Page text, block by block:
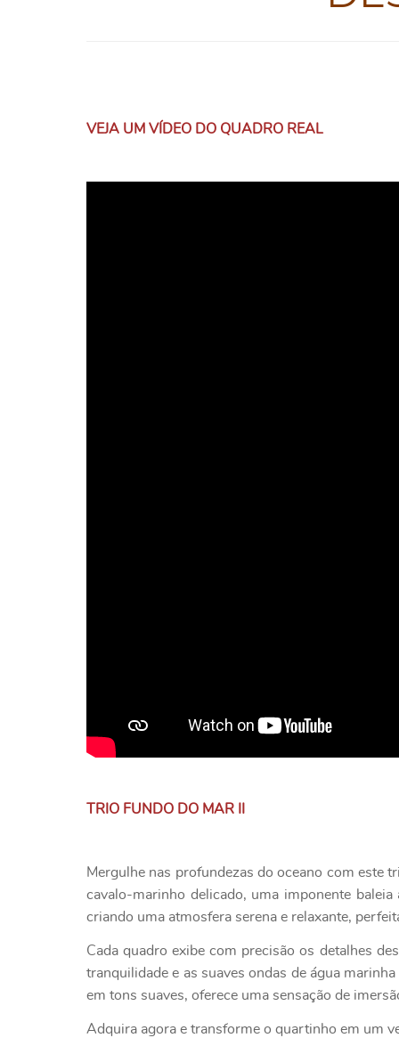
VEJA UM VÍDEO DO QUADRO REAL
TRIO FUNDO DO MAR II
Mergulhe nas profundezas do oceano com este
cavalo-marinho delicado, uma imponente
criando uma atmosfera serena e relaxante,
Cada quadro exibe com precisão os detalhes
tranquilidade e as suaves ondas de água
em tons suaves, oferece uma sensação de
Adquira agora e transforme o quartinho em um